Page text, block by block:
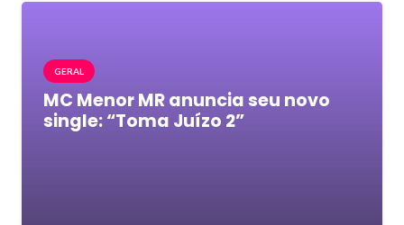
GERAL
MC Menor MR anuncia seu novo
single: “Toma Juízo 2”